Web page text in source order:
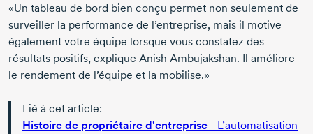
«Un tableau de bord bien conçu permet non seulement de
surveiller la performance de l’entreprise, mais il motive
également votre équipe lorsque vous constatez des
résultats positifs, explique Anish Ambujakshan. Il améliore
le rendement de l’équipe et la mobilise.»
Lié à cet article:
Histoire de propriétaire d'entreprise - L’automatisation